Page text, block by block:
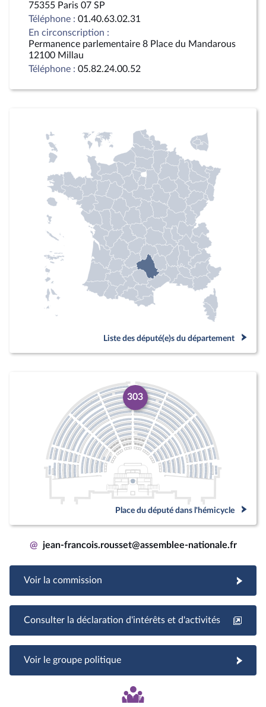
75355 Paris 07 SP
Téléphone : 01.40.63.02.31
En circonscription :
Permanence parlementaire 8 Place du Mandarous
12100 Millau
Téléphone : 05.82.24.00.52
Liste des député(e)s du département
303
Place du député dans l'hémicycle
@ jean-francois.rousset@assemblee-nationale.fr
Voir la commission
Consulter la déclaration d'intérêts et d'activités
Voir le groupe politique